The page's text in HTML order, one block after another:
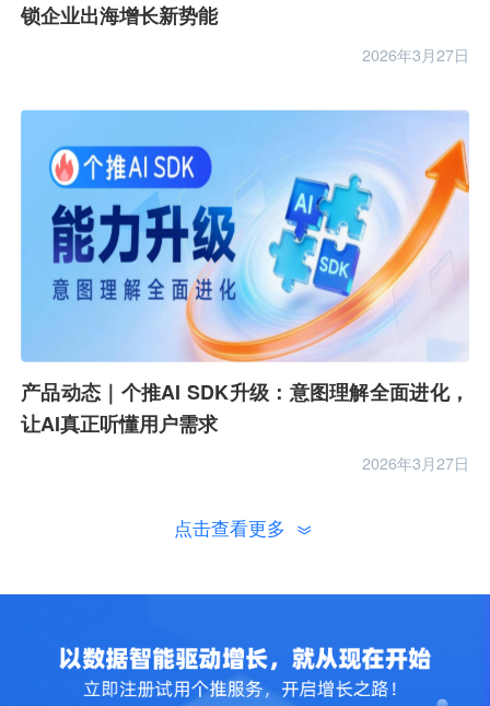
锁企业出海增长新势能
2026年3月27日
产品动态｜个推AI SDK升级：意图理解全面进化，
让AI真正听懂用户需求
2026年3月27日
点击查看更多